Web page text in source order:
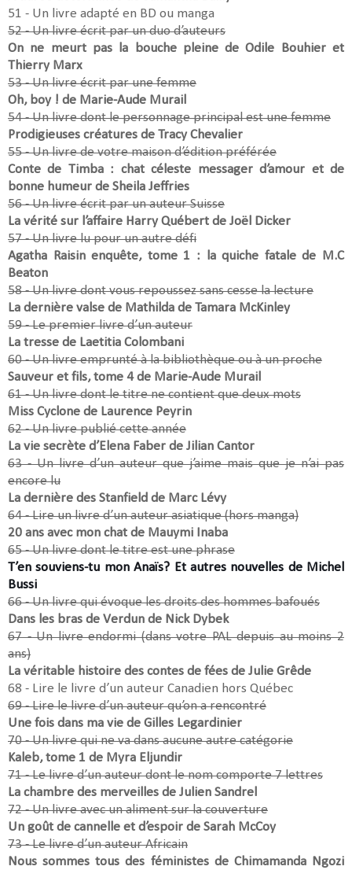
51 - Un livre adapté en BD ou manga
52 - Un livre écrit par un duo d’auteurs
On ne meurt pas la bouche pleine de Odile Bouhier et
Thierry Marx
53 - Un livre écrit par une femme
Oh, boy ! de Marie-Aude Murail
54 - Un livre dont le personnage principal est une femme
Prodigieuses créatures de Tracy Chevalier
55 - Un livre de votre maison d’édition préférée
Conte de Timba : chat céleste messager d’amour et de
bonne humeur de Sheila Jeffries
56 - Un livre écrit par un auteur Suisse
La vérité sur l’affaire Harry Québert de Joël Dicker
57 - Un livre lu pour un autre défi
Agatha Raisin enquête, tome 1 : la quiche fatale de M.C
Beaton
58 - Un livre dont vous repoussez sans cesse la lecture
La dernière valse de Mathilda de Tamara McKinley
59 - Le premier livre d’un auteur
La tresse de Laetitia Colombani
60 - Un livre emprunté à la bibliothèque ou à un proche
Sauveur et fils, tome 4 de Marie-Aude Murail
61 - Un livre dont le titre ne contient que deux mots
Miss Cyclone de Laurence Peyrin
62 - Un livre publié cette année
La vie secrète d’Elena Faber de Jilian Cantor
63 - Un livre d’un auteur que j’aime mais que je n’ai pas
encore lu
La dernière des Stanfield de Marc Lévy
64 - Lire un livre d’un auteur asiatique (hors manga)
20 ans avec mon chat de Mauymi Inaba
65 - Un livre dont le titre est une phrase
T’en souviens-tu mon Anaïs? Et autres nouvelles de Michel
Bussi
66 - Un livre qui évoque les droits des hommes bafoués
Dans les bras de Verdun de Nick Dybek
67 - Un livre endormi (dans votre PAL depuis au moins 2
ans)
La véritable histoire des contes de fées de Julie Grêde
68 - Lire le livre d’un auteur Canadien hors Québec
69 - Lire le livre d’un auteur qu’on a rencontré
Une fois dans ma vie de Gilles Legardinier
70 - Un livre qui ne va dans aucune autre catégorie
Kaleb, tome 1 de Myra Eljundir
71 - Le livre d’un auteur dont le nom comporte 7 lettres
La chambre des merveilles de Julien Sandrel
72 - Un livre avec un aliment sur la couverture
Un goût de cannelle et d’espoir de Sarah McCoy
73 - Le livre d’un auteur Africain
Nous sommes tous des féministes de Chimamanda Ngozi